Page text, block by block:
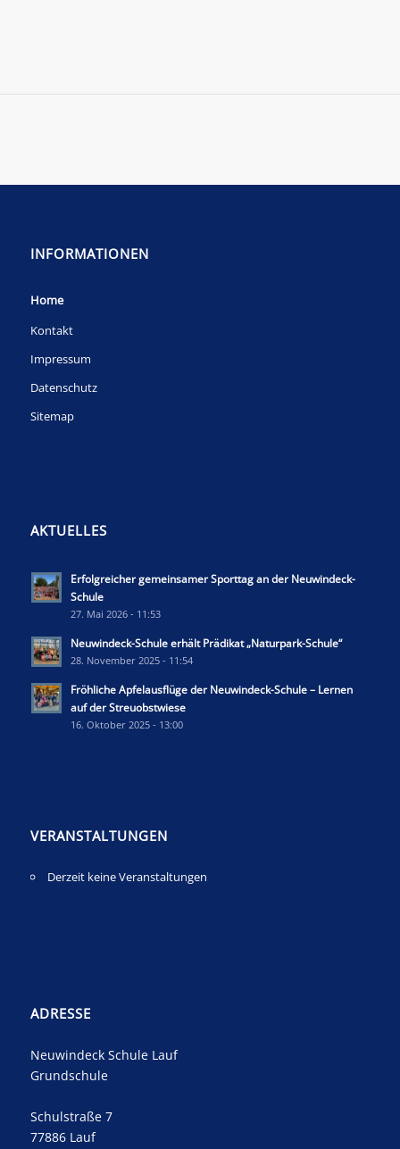
INFORMATIONEN
Home
Kontakt
Impressum
Datenschutz
Sitemap
AKTUELLES
Erfolgreicher gemeinsamer Sporttag an der Neuwindeck-
Schule
27. Mai 2026 - 11:53
Neuwindeck-Schule erhält Prädikat „Naturpark-Schule“
28. November 2025 - 11:54
Fröhliche Apfelausflüge der Neuwindeck-Schule – Lernen
auf der Streuobstwiese
16. Oktober 2025 - 13:00
VERANSTALTUNGEN
Derzeit keine Veranstaltungen
ADRESSE
Neuwindeck Schule Lauf
Grundschule
Schulstraße 7
77886 Lauf